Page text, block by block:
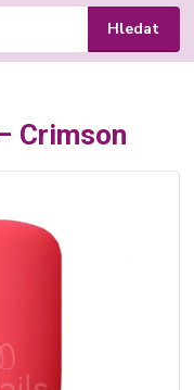
Hledat
Crimson